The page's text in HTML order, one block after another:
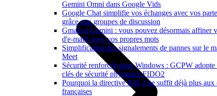
Gemini Omni dans Google Vids
Google Chat simplifie vos échanges avec vos
grâce aux groupes de discussion
Gmail et Gemini : vous pouvez désormais affiner
d'e-mails avec vos propres mots
Simplification des signalements de pannes sur le
Meet
Sécurité renforcée pour Windows : GCPW adopte
clés de sécurité physiques FIDO2
Pourquoi la directive NIS 2 ne suffit déjà plus aux
françaises